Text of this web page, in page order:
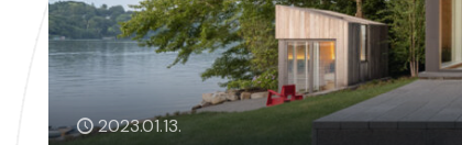
2023.01.13.